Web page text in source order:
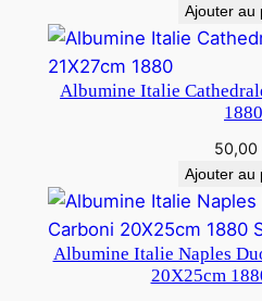
Ajouter au
Albumine Italie
1880
50,00
Ajouter au
Albumine Italie Naples
20X25cm